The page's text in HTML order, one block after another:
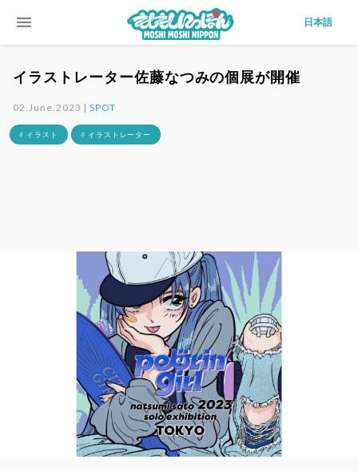
menu 日本語
イラストレーター佐藤なつみの個展が開催
02.June.2023 |SPOT
# イラスト # イラストレーター